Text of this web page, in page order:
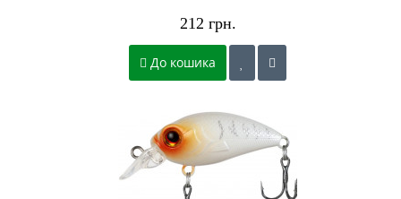
212 грн.
До кошика